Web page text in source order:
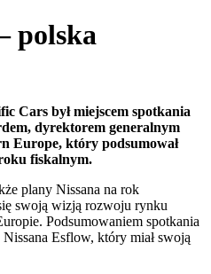
polska
Cars był miejscem spotkania
dyrektorem generalnym
Europe, który podsumował
fiskalnym.
plany Nissana na rok
swoją wizją rozwoju rynku
Podsumowaniem spotkania
Esflow, który miał swoją